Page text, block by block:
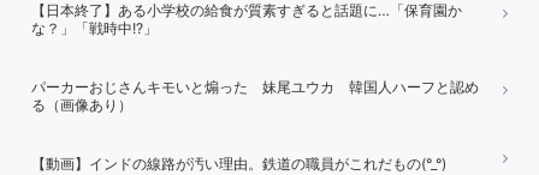
【日本終了】ある小学校の給食が質素すぎると話題に…「保育園か
な？」「戦時中!?」
パーカーおじさんキモいと煽った 妹尾ユウカ 韓国人ハーフと認め
る（画像あり）
【動画】インドの線路が汚い理由。鉄道の職員がこれだもの(°_°)